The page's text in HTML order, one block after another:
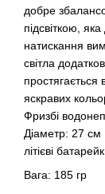
добре
підсвіткою,
натискання
світла
простягається
яскравих
Фризбі
Діаметр: 27 см
літієві
Вага: 185 гр